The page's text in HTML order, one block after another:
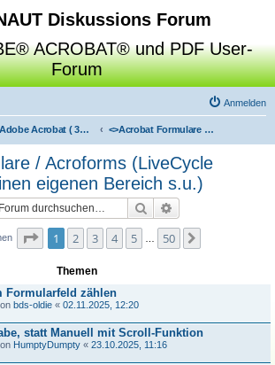
Diskussions Forum
ACROBAT® und PDF User-
Forum
Anmelden
Acrobat ( 3D / Professional / Standard / Reader / Distiller ) <>Acrobat Formulare / Acroforms (LiveCycle Designer hat einen eigenen Bereich s.u.)
/ Acroforms (LiveCycle
eigenen Bereich s.u.)
Suche
Seite von
1 2 3 4 5 50
Themen
Formularfeld zählen
bds-oldie « 02.11.2025, 12:20
statt Manuell mit Scroll-Funktion
HumptyDumpty « 23.10.2025, 11:16